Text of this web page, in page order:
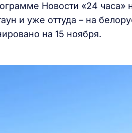
Новости «24 часа»
и уже оттуда – на
на 15 ноября.